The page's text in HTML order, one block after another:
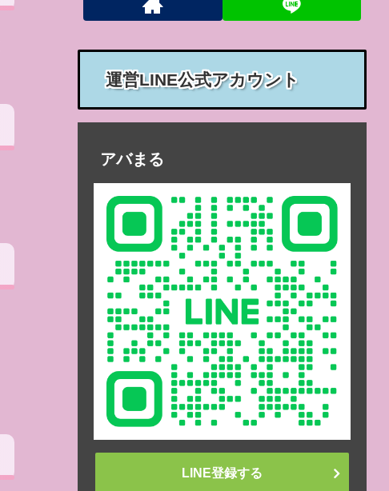
運営LINE公式アカウント
アバまる
LINE登録する